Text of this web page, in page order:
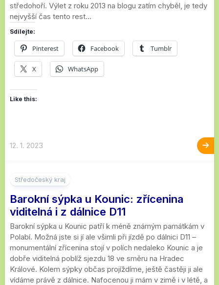
středohoří. Výlet z roku 2013 na blogu zatím chyběl, je tedy
nejvyšší čas tento rest...
Sdílejte:
Pinterest Facebook Tumblr
X WhatsApp
Like this:
12. 1. 2023
Středočeský kraj
Barokní sýpka u Kounic: zřícenina
viditelná i z dálnice D11
Barokní sýpka u Kounic patří k méně známým památkám v
Polabí. Možná jste si jí ale všimli při jízdě po dálnici D11 –
monumentální zřícenina stojí v polích nedaleko Kounic a je
dobře viditelná poblíž sjezdu 18 ve směru na Hradec
Králové. Kolem sýpky občas projíždíme, ještě častěji ji ale
vídáme právě z dálnice. Nafocenou ji mám v zimě i v létě, a